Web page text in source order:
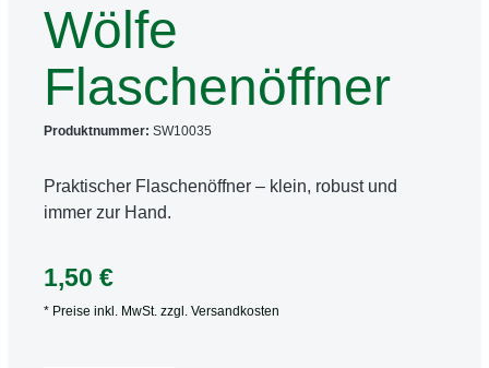
Wölfe
Flaschenöffner
Produktnummer: SW10035
Praktischer Flaschenöffner – klein, robust und
immer zur Hand.
1,50 €
* Preise inkl. MwSt. zzgl. Versandkosten